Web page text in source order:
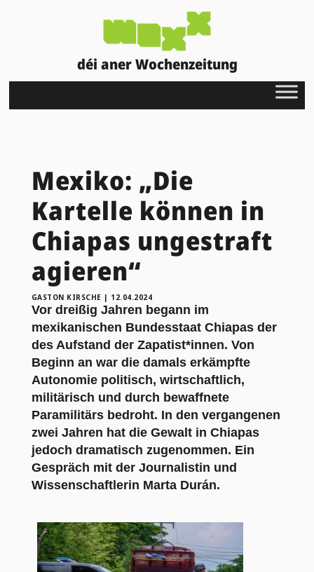
déi aner Wochenzeitung
Mexiko: „Die
Kartelle können in
Chiapas ungestraft
agieren“
GASTON KIRSCHE | 12.04.2024
Vor dreißig Jahren begann im
mexikanischen Bundesstaat Chiapas der
des Aufstand der Zapatist*innen. Von
Beginn an war die damals erkämpfte
Autonomie politisch, wirtschaftlich,
militärisch und durch bewaffnete
Paramilitärs bedroht. In den vergangenen
zwei Jahren hat die Gewalt in Chiapas
jedoch dramatisch zugenommen. Ein
Gespräch mit der Journalistin und
Wissenschaftlerin Marta Durán.